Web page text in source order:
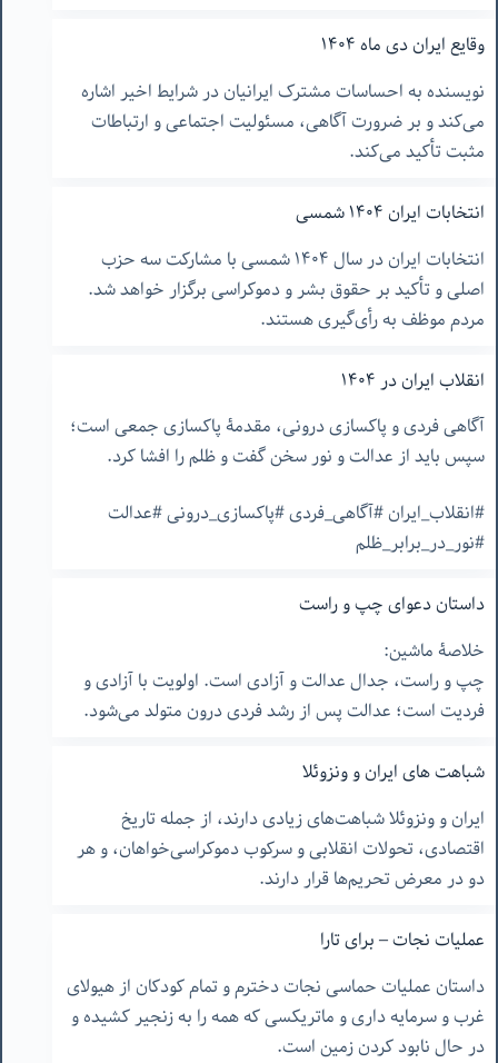
وقایع ایران دی ماه ۱۴۰۴
نویسنده به احساسات مشترک ایرانیان در شرایط اخیر اشاره
می‌کند و بر ضرورت آگاهی، مسئولیت اجتماعی و ارتباطات
مثبت تأکید می‌کند.
انتخابات ایران ١۴٠۴ شمسی
انتخابات ایران در سال ١۴٠۴ شمسی با مشارکت سه حزب
اصلی و تأکید بر حقوق بشر و دموکراسی برگزار خواهد شد.
مردم موظف به رأی‌گیری هستند.
انقلاب ایران در ۱۴۰۴
آگاهی فردی و پاکسازی درونی، مقدمۀ پاکسازی جمعی است؛
سپس باید از عدالت و نور سخن گفت و ظلم را افشا کرد.
#انقلاب_ایران #آگاهی_فردی #پاکسازی_درونی #عدالت
#نور_در_برابر_ظلم
داستان دعوای چپ و راست
خلاصۀ ماشین:
چپ و راست، جدال عدالت و آزادی است. اولویت با آزادی و
فردیت است؛ عدالت پس از رشد فردی درون متولد می‌شود.
شباهت های ایران و ونزوئلا
ایران و ونزوئلا شباهت‌های زیادی دارند، از جمله تاریخ
اقتصادی، تحولات انقلابی و سرکوب دموکراسی‌خواهان، و هر
دو در معرض تحریم‌ها قرار دارند.
عملیات نجات – برای تارا
داستان عملیات حماسی نجات دخترم و تمام کودکان از هیولای
غرب و سرمایه داری و ماتریکسی که همه را به زنجیر کشیده و
در حال نابود کردن زمین است.